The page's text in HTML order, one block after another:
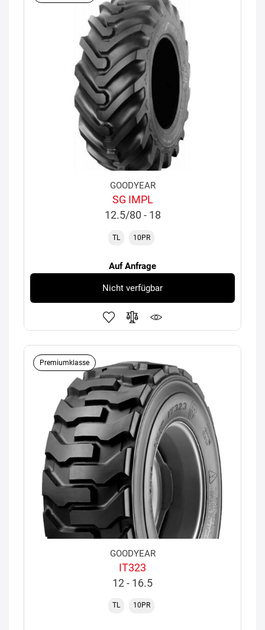
GOODYEAR
SG IMPL
12.5/80 - 18
TL 10PR
Auf Anfrage
Nicht verfügbar
Premiumklasse
GOODYEAR
IT323
12 - 16.5
TL 10PR